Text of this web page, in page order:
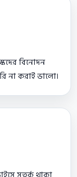
বিনোদন
না করাই ভালো।